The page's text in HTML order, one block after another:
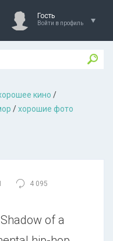
Гость
Войти в профиль
кино /
/хорошие фото
4 095
of a